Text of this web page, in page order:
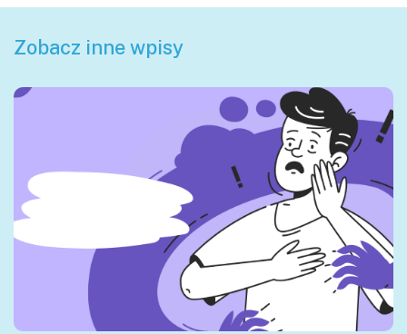
Zobacz inne wpisy